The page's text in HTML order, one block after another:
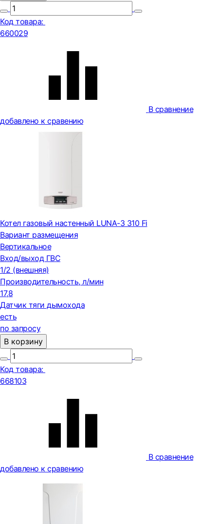
Код товара:
660029
В сравнение
добавлено к сравению
Котел газовый настенный LUNA-3 310 Fi
Вариант размещения
Вертикальное
Вход/выход ГВС
1/2 (внешняя)
Производительность, л/мин
17,8
Датчик тяги дымохода
есть
по запросу
В корзину
Код товара:
668103
В сравнение
добавлено к сравению